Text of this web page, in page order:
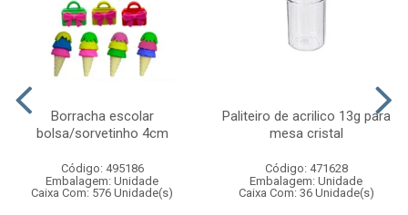
Borracha escolar
bolsa/sorvetinho 4cm
Código: 495186
Embalagem: Unidade
Caixa Com: 576 Unidade(s)
Paliteiro de acrilico 13g para
mesa cristal
Código: 471628
Embalagem: Unidade
Caixa Com: 36 Unidade(s)